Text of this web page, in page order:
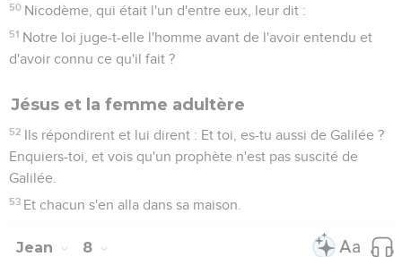
50 Nicodème, qui était l'un d'entre eux, leur dit :
51 Notre loi juge-t-elle l'homme avant de l'avoir entendu et
d'avoir connu ce qu'il fait ?
Jésus et la femme adultère
52 Ils répondirent et lui dirent : Et toi, es-tu aussi de Galilée ?
Enquiers-toi, et vois qu'un prophète n'est pas suscité de
Galilée.
53 Et chacun s'en alla dans sa maison.
Jean 8